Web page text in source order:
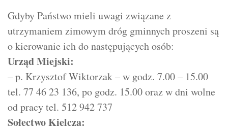
Gdyby Państwo mieli uwagi związane z
utrzymaniem zimowym dróg gminnych proszeni są
o kierowanie ich do następujących osób:
Urząd Miejski:
– p. Krzysztof Wiktorzak – w godz. 7.00 – 15.00
tel. 77 46 23 136, po godz. 15.00 oraz w dni wolne
od pracy tel. 512 942 737
Sołectwo Kielcza: